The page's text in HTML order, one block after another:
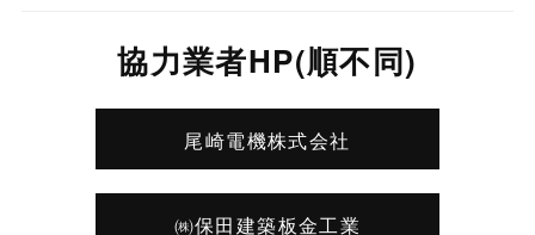
協力業者HP(順不同)
尾崎電機株式会社
㈱保田建築板金工業